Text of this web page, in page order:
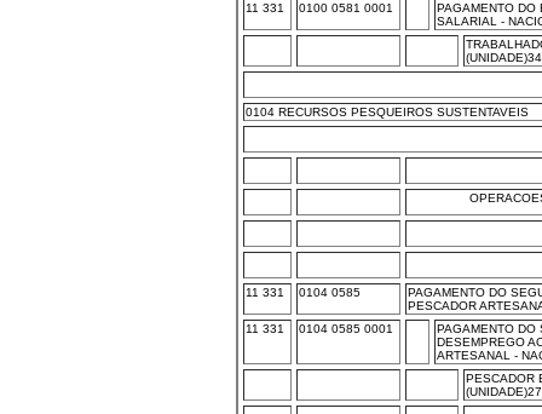
11 331
0100 0581 0001
PAGAMENTO DO
SALARIAL -
0104 RECURSOS PESQUEIROS SUSTENTAVEIS
11 331 0104 0585
PAGAMENTO DO
PESCADOR
11 331
0104 0585 0001
PAGAMENTO DO
DESEMPREGO
ARTESANAL -
PESCADOR